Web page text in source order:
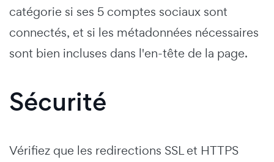
catégorie si ses 5 comptes sociaux sont
connectés, et si les métadonnées nécessaires
sont bien incluses dans l'en-tête de la page.
Sécurité
Vérifiez que les redirections SSL et HTTPS